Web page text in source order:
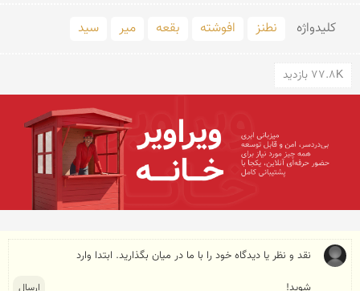
کلید‌واژه نطنز افوشته بقعه میر سید
77.8K بازدید